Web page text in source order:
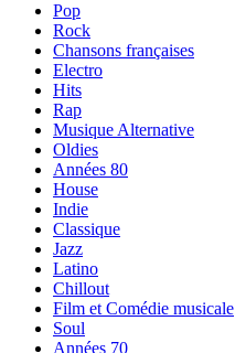
Pop
Rock
Chansons françaises
Electro
Hits
Rap
Musique Alternative
Oldies
Années 80
House
Indie
Classique
Jazz
Latino
Chillout
Film et Comédie musicale
Soul
Années 70